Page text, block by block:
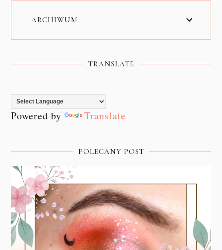
ARCHIWUM
TRANSLATE
Powered by Translate
POLECANY POST